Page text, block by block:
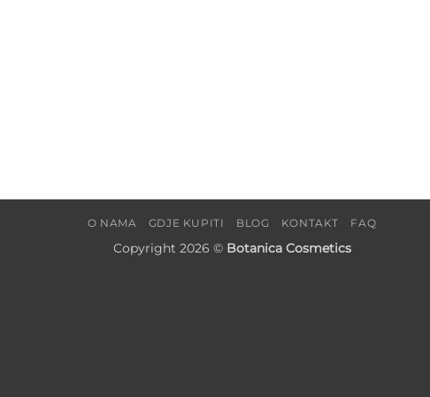
O NAMA GDJE KUPITI BLOG KONTAKT FAQ
Copyright 2026 © Botanica Cosmetics